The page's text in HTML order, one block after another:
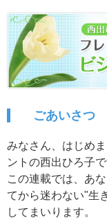
ごあいさつ
みなさん、はじめ
ントの西出ひろ子で
この連載では、あ
てから迷わない"生
してまいります。